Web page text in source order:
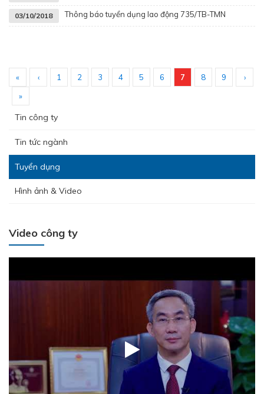
03/10/2018 Thông báo tuyển dụng lao động 735/TB-TMN
« ‹ 1 2 3 4 5 6 7 8 9
›
»
Tin công ty
Tin tức ngành
Tuyển dụng
Hình ảnh & Video
Video công ty